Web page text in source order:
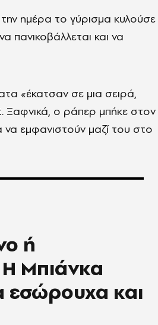
ημέρα το γύρισμα κυλούσε
πανικοβάλλεται και να
«έκατσαν σε μια σειρά,
Ξαφνικά, ο ράπερ μπήκε στον
να εμφανιστούν μαζί του στο
ή
Η Μπιάνκα
εσώρουχα και